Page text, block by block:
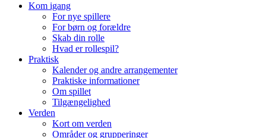
Kom igang
For nye spillere
For børn og forældre
Skab din rolle
Hvad er rollespil?
Praktisk
Kalender og andre arrangementer
Praktiske informationer
Om spillet
Tilgængelighed
Verden
Kort om verden
Områder og grupperinger